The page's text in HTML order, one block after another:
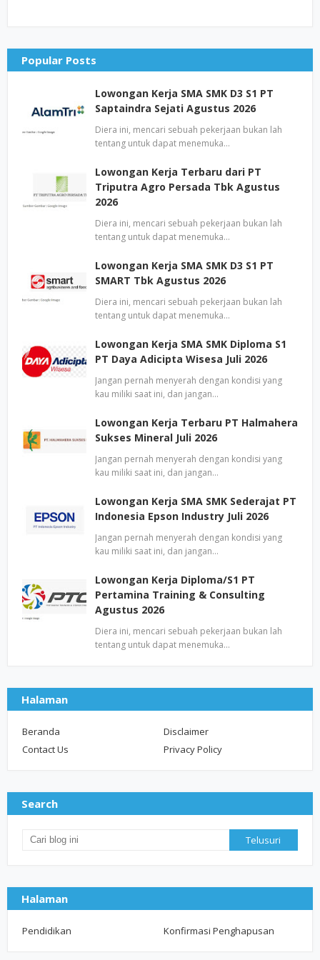
Popular Posts
Lowongan Kerja SMA SMK D3 S1 PT
Saptaindra Sejati Agustus 2026
Diera ini, mencari sebuah pekerjaan bukan lah
tentang untuk dapat menemuka…
Lowongan Kerja Terbaru dari PT
Triputra Agro Persada Tbk Agustus
2026
Diera ini, mencari sebuah pekerjaan bukan lah
tentang untuk dapat menemuka…
Lowongan Kerja SMA SMK D3 S1 PT
SMART Tbk Agustus 2026
Diera ini, mencari sebuah pekerjaan bukan lah
tentang untuk dapat menemuka…
Lowongan Kerja SMA SMK Diploma S1
PT Daya Adicipta Wisesa Juli 2026
Jangan pernah menyerah dengan kondisi yang
kau miliki saat ini, dan jangan…
Lowongan Kerja Terbaru PT Halmahera
Sukses Mineral Juli 2026
Jangan pernah menyerah dengan kondisi yang
kau miliki saat ini, dan jangan…
Lowongan Kerja SMA SMK Sederajat PT
Indonesia Epson Industry Juli 2026
Jangan pernah menyerah dengan kondisi yang
kau miliki saat ini, dan jangan…
Lowongan Kerja Diploma/S1 PT
Pertamina Training & Consulting
Agustus 2026
Diera ini, mencari sebuah pekerjaan bukan lah
tentang untuk dapat menemuka…
Halaman
Beranda
Disclaimer
Contact Us
Privacy Policy
Search
Halaman
Pendidikan Konfirmasi Penghapusan